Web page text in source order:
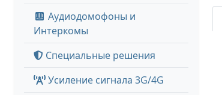
Аудиодомофоны и
Интеркомы
Специальные решения
Усиление сигнала 3G/4G